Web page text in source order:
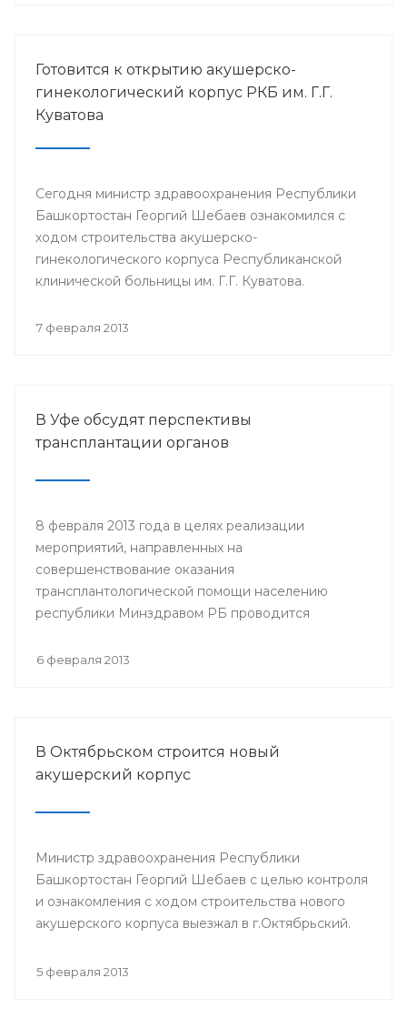
Готовится к открытию акушерско-
гинекологический корпус РКБ им. Г.Г.
Куватова
Сегодня министр здравоохранения Республики
Башкортостан Георгий Шебаев ознакомился с
ходом строительства акушерско-
гинекологического корпуса Республиканской
клинической больницы им. Г.Г. Куватова.
7 февраля 2013
В Уфе обсудят перспективы
трансплантации органов
8 февраля 2013 года в целях реализации
мероприятий, направленных на
совершенствование оказания
трансплантологической помощи населению
республики Минздравом РБ проводится
конференция «Перспективы донорства и
6 февраля 2013
В Октябрьском строится новый
акушерский корпус
Министр здравоохранения Республики
Башкортостан Георгий Шебаев с целью контроля
и ознакомления с ходом строительства нового
акушерского корпуса выезжал в г.Октябрьский.
5 февраля 2013